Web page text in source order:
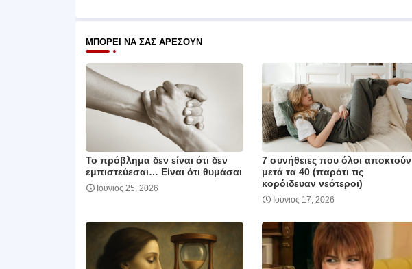
ΜΠΟΡΕΊ ΝΑ ΣΑΣ ΑΡΈΣΟΥΝ
Το πρόβλημα δεν είναι ότι δεν
εμπιστεύεσαι… Είναι ότι θυμάσαι
Ιούνιος 25, 2026
7 συνήθειες που όλοι αποκτούν
μετά τα 40 (παρότι τις
κορόιδευαν νεότεροι)
Ιούνιος 17, 2026